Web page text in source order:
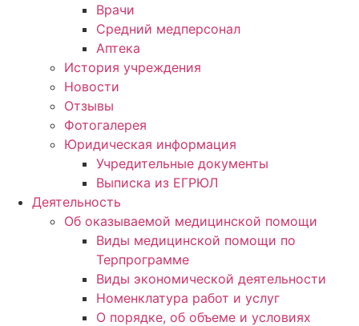
Врачи
Средний медперсонал
Аптека
История учреждения
Новости
Отзывы
Фотогалерея
Юридическая информация
Учредительные документы
Выписка из ЕГРЮЛ
Деятельность
Об оказываемой медицинской помощи
Виды медицинской помощи по
Терпрограмме
Виды экономической деятельности
Номенклатура работ и услуг
О порядке, об объеме и условиях